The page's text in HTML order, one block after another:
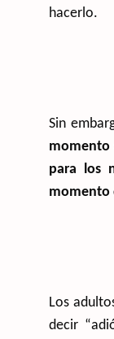
hacerlo.
Sin
momento
para los
momento
Los
decir